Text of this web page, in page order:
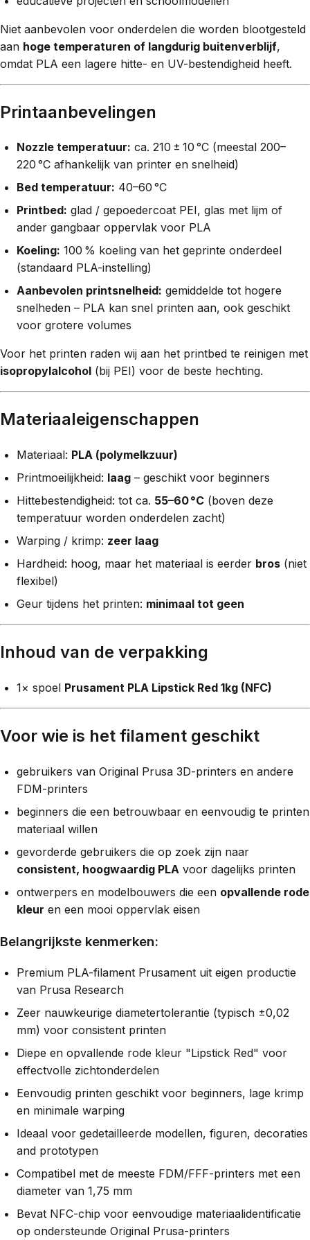
Niet aanbevolen voor onderdelen die worden blootgesteld
aan hoge temperaturen of langdurig buitenverblijf,
omdat PLA een lagere hitte- en UV-bestendigheid heeft.
Printaanbevelingen
Nozzle temperatuur: ca. 210 ± 10 °C (meestal 200–
220 °C afhankelijk van printer en snelheid)
Bed temperatuur: 40–60 °C
Printbed: glad / gepoedercoat PEI, glas met lijm of
ander gangbaar oppervlak voor PLA
Koeling: 100 % koeling van het geprinte onderdeel
(standaard PLA-instelling)
Aanbevolen printsnelheid: gemiddelde tot hogere
snelheden – PLA kan snel printen aan, ook geschikt
voor grotere volumes
Voor het printen raden wij aan het printbed te reinigen met
isopropylalcohol (bij PEI) voor de beste hechting.
Materiaaleigenschappen
Materiaal: PLA (polymelkzuur)
Printmoeilijkheid: laag – geschikt voor beginners
Hittebestendigheid: tot ca. 55–60 °C (boven deze
temperatuur worden onderdelen zacht)
Warping / krimp: zeer laag
Hardheid: hoog, maar het materiaal is eerder bros (niet
flexibel)
Geur tijdens het printen: minimaal tot geen
Inhoud van de verpakking
1× spoel Prusament PLA Lipstick Red 1kg (NFC)
Voor wie is het filament geschikt
gebruikers van Original Prusa 3D-printers en andere
FDM-printers
beginners die een betrouwbaar en eenvoudig te printen
materiaal willen
gevorderde gebruikers die op zoek zijn naar
consistent, hoogwaardig PLA voor dagelijks printen
ontwerpers en modelbouwers die een opvallende rode
kleur en een mooi oppervlak eisen
Belangrijkste kenmerken:
Premium PLA-filament Prusament uit eigen productie
van Prusa Research
Zeer nauwkeurige diametertolerantie (typisch ±0,02
mm) voor consistent printen
Diepe en opvallende rode kleur "Lipstick Red" voor
effectvolle zichtonderdelen
Eenvoudig printen geschikt voor beginners, lage krimp
en minimale warping
Ideaal voor gedetailleerde modellen, figuren, decoraties
and prototypen
Compatibel met de meeste FDM/FFF-printers met een
diameter van 1,75 mm
Bevat NFC-chip voor eenvoudige materiaalidentificatie
op ondersteunde Original Prusa-printers